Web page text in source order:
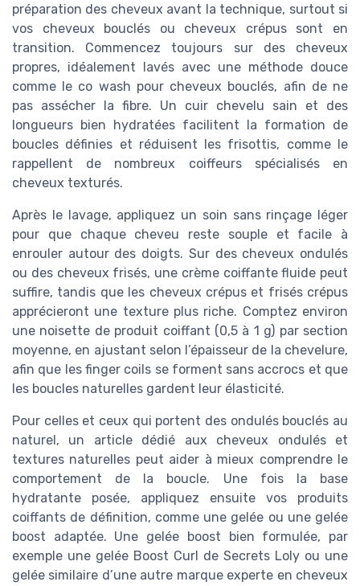
préparation des cheveux avant la technique, surtout si
vos cheveux bouclés ou cheveux crépus sont en
transition. Commencez toujours sur des cheveux
propres, idéalement lavés avec une méthode douce
comme le co wash pour cheveux bouclés, afin de ne
pas assécher la fibre. Un cuir chevelu sain et des
longueurs bien hydratées facilitent la formation de
boucles définies et réduisent les frisottis, comme le
rappellent de nombreux coiffeurs spécialisés en
cheveux texturés.
Après le lavage, appliquez un soin sans rinçage léger
pour que chaque cheveu reste souple et facile à
enrouler autour des doigts. Sur des cheveux ondulés
ou des cheveux frisés, une crème coiffante fluide peut
suffire, tandis que les cheveux crépus et frisés crépus
apprécieront une texture plus riche. Comptez environ
une noisette de produit coiffant (0,5 à 1 g) par section
moyenne, en ajustant selon l’épaisseur de la chevelure,
afin que les finger coils se forment sans accrocs et que
les boucles naturelles gardent leur élasticité.
Pour celles et ceux qui portent des ondulés bouclés au
naturel, un article dédié aux cheveux ondulés et
textures naturelles peut aider à mieux comprendre le
comportement de la boucle. Une fois la base
hydratante posée, appliquez ensuite vos produits
coiffants de définition, comme une gelée ou une gelée
boost adaptée. Une gelée boost bien formulée, par
exemple une gelée Boost Curl de Secrets Loly ou une
gelée similaire d’une autre marque experte en cheveux